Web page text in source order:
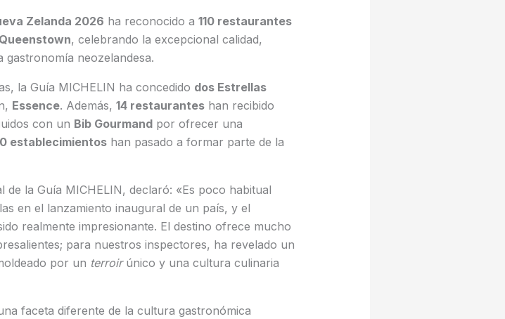
Zelanda 2026 ha reconocido a 110 restaurantes
, celebrando la excepcional calidad,
gastronomía neozelandesa.
la Guía MICHELIN ha concedido dos Estrellas
Essence. Además, 14 restauranteshan recibido
con un Bib Gourmandpor ofrecer una
establecimientoshan pasado a formar parte de la
de la Guía MICHELIN, declaró: «Es poco habitual
en el lanzamiento inaugural de un país, y el
realmente impresionante. El destino ofrece mucho
para nuestros inspectores, ha revelado un
por un terroirúnico y una cultura culinaria
faceta diferente de la cultura gastronómica